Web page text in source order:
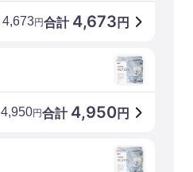
合計 4,673 円
4,673円
合計 4,950円
4,950円